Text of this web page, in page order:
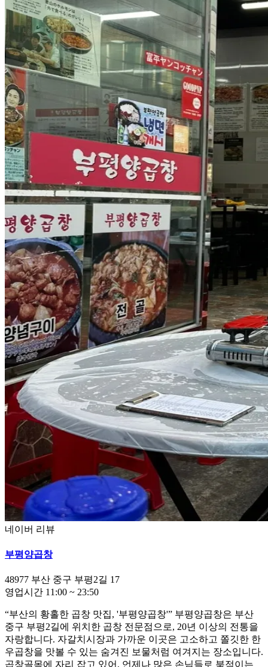
네이버 리뷰
부평양곱창
48977 부산 중구 부평2길 17
영업시간 11:00 ~ 23:50
“부산의 황홀한 곱창 맛집, '부평양곱창'” 부평양곱창은 부산
중구 부평2길에 위치한 곱창 전문점으로, 20년 이상의 전통을
자랑합니다. 자갈치시장과 가까운 이곳은 고소하고 쫄깃한 한
우곱창을 맛볼 수 있는 숨겨진 보물처럼 여겨지는 장소입니다.
곱창골목에 자리 잡고 있어, 언제나 많은 손님들로 북적이는